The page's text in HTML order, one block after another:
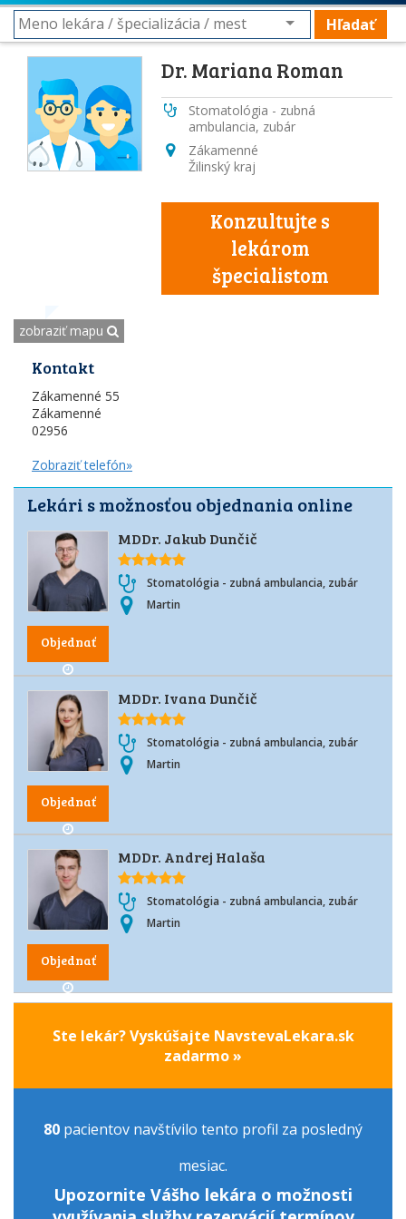
Hľadať
Dr. Mariana Roman
Stomatológia - zubná
ambulancia, zubár
Zákamenné
Žilinský kraj
Konzultujte s
lekárom
špecialistom
zobraziť mapu
Kontakt
Zákamenné 55
Zákamenné
02956
Zobraziť telefón»
Lekári s možnosťou objednania online
Objednať
MDDr. Jakub Dunčič
Stomatológia - zubná ambulancia, zubár
Martin
Objednať
MDDr. Ivana Dunčič
Stomatológia - zubná ambulancia, zubár
Martin
Objednať
MDDr. Andrej Halaša
Stomatológia - zubná ambulancia, zubár
Martin
Ste lekár? Vyskúšajte NavstevaLekara.sk
zadarmo »
80 pacientov navštívilo tento profil za posledný
mesiac.
Upozornite Vášho lekára o možnosti